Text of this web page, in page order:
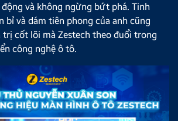
và không ngừng bứt phá. Tinh
bỉ và dám tiên phong của anh cũng
trị cốt lõi mà Zestech theo đuổi trong
công nghệ ô tô.